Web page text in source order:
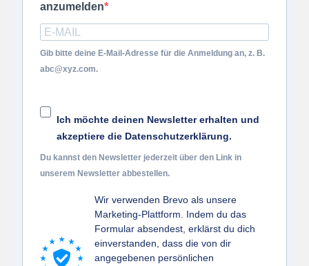
anzumelden
Gib bitte deine E-Mail-Adresse für die Anmeldung an, z. B.
abc@xyz.com.
Ich möchte deinen Newsletter erhalten und
akzeptiere die Datenschutzerklärung.
Du kannst den Newsletter jederzeit über den Link in
unserem Newsletter abbestellen.
Wir verwenden Brevo als unsere
Marketing-Plattform. Indem du das
Formular absendest, erklärst du dich
einverstanden, dass die von dir
angegebenen persönlichen